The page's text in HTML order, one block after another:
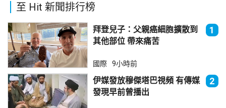
至 Hit 新聞排行榜
拜登兒子：父親癌細胞擴散到
其他部位 帶來痛苦
1
國際 9小時前
伊媒發放穆傑塔巴視頻 有傳媒
發現早前曾播出
2